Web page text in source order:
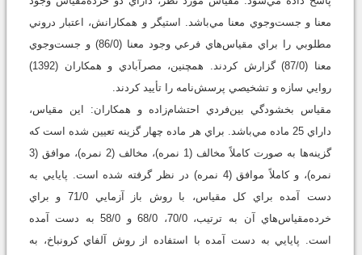
معنا و جست‌وجوي معنا مي‌باشد. استيگر و همکارانش، اعتبار دروني
مطلوبي را براي مقياس‌هاي فرعي وجود معنا (86/0) و جست‌وجوي
معنا (87/0) گزارش کردند. همچنين، مصرآبادي و همكاران (1392)
روايي سازه و تشخيصي پرسش‌نامه را تأييد کردند.
مقياس بخشودگي بين‌فردي احتشام‌زاده و همكاران: اين مقياس،
داراي 25 ماده مي‌باشد. براي هر ماده چهار گزينه تعيين شده است که
گزينه‌ها به صورت کاملاً مخالف (1 نمره)، مخالف (2 نمره)، موافق (3
نمره)، و کاملاً موافق (4 نمره) در نظر گرفته شده است. پايايي به
دست آمده براي کل مقياس، با روش باز آزمايي 71/0 و براي
خرده‌مقياس‌هاي آن به ترتيب، 70/0، 68/0 و 58/0 به دست آمده
است. پايايي به دست آمده با استفاده از روش آلفاي کرونباخ، به